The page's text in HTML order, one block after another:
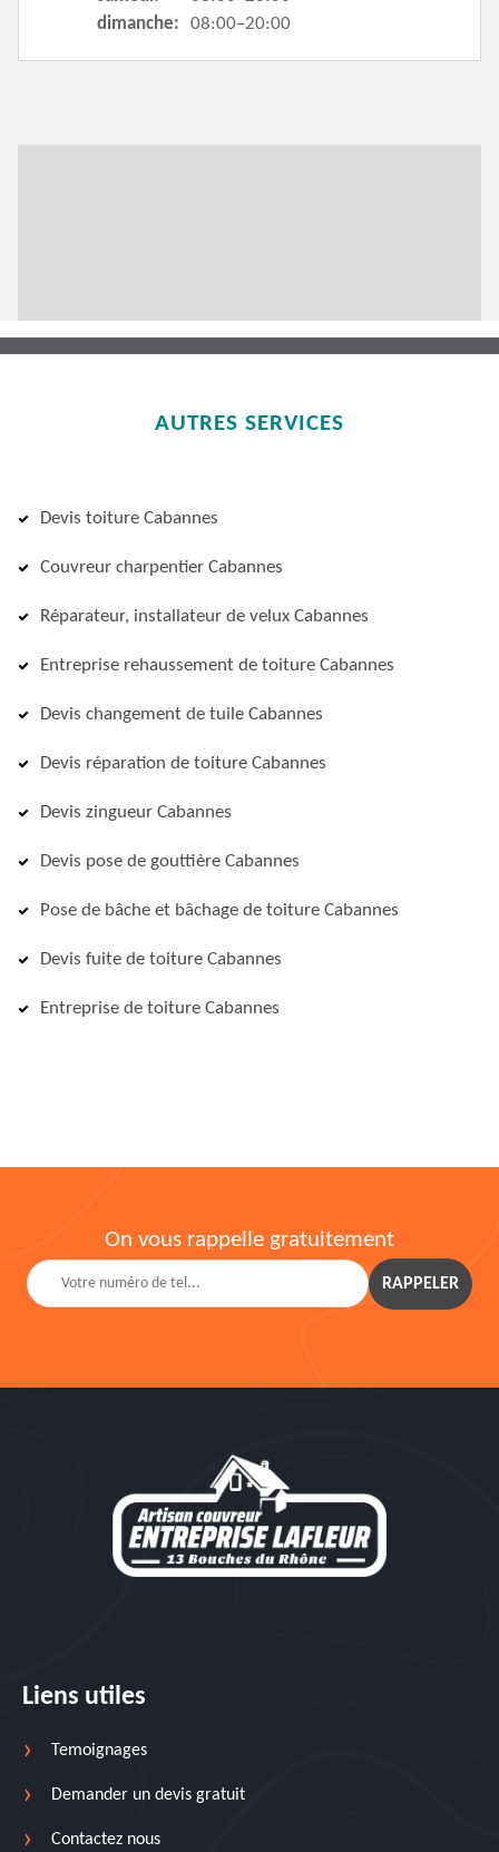
dimanche:
08:00–20:00
AUTRES SERVICES
Devis toiture Cabannes
Couvreur charpentier Cabannes
Réparateur, installateur de velux Cabannes
Entreprise rehaussement de toiture Cabannes
Devis changement de tuile Cabannes
Devis réparation de toiture Cabannes
Devis zingueur Cabannes
Devis pose de gouttière Cabannes
Pose de bâche et bâchage de toiture Cabannes
Devis fuite de toiture Cabannes
Entreprise de toiture Cabannes
On vous rappelle gratuitement
Liens utiles
Temoignages
Demander un devis gratuit
Contactez nous